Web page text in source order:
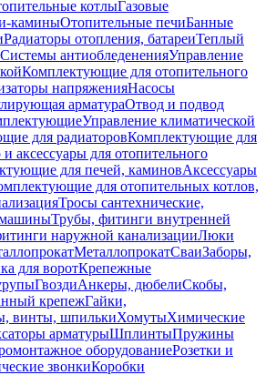
котлыГазовые
каминыОтопительные печиБанные
Радиаторы отопления, батареиТеплый
Системы антиобледененияУправление
Комплектующие для отопительного
напряженияНасосы
арматураОтвод и подвод
Управление климатической
для радиаторовКомплектующие для
аксессуары для отопительного
для печей, каминовАксессуары
для отопительных котлов,
Тросы сантехнические,
Трубы, фитинги внутренней
наружной канализацииЛюки
МеталлопрокатСваиЗаборы,
для воротКрепежные
ГвоздиАнкеры, дюбелиСкобы,
крепежГайки,
винты, шпилькиХомутыХимические
арматурыШплинтыПружины
оборудованиеРозетки и
звонкиКоробки